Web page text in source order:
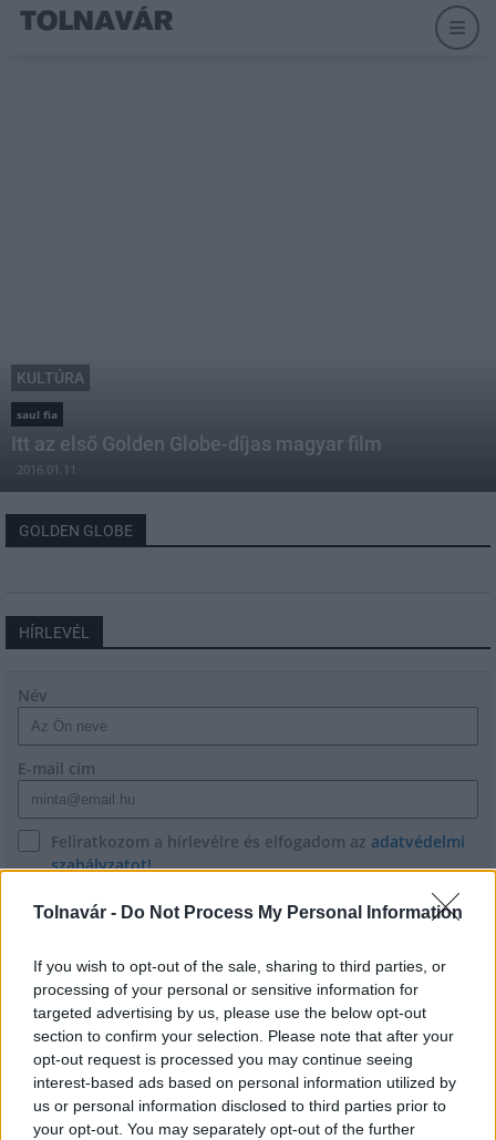
Tolnavár - Do Not Process My Personal Information
If you wish to opt-out of the sale, sharing to third parties, or
processing of your personal or sensitive information for
targeted advertising by us, please use the below opt-out
section to confirm your selection. Please note that after your
opt-out request is processed you may continue seeing
interest-based ads based on personal information utilized by
us or personal information disclosed to third parties prior to
your opt-out. You may separately opt-out of the further
KULTÚRA
saul fia
Itt az első Golden Globe-díjas magyar film
2016.01.11
GOLDEN GLOBE
HÍRLEVÉL
Név
E-mail cím
Feliratkozom a hírlevélre és elfogadom az adatvédelmi
szabályzatot!
FELIRATKOZÁS
LEGFRISSEBB
Országos hírek
MEGÉRKEZETT AZ ESŐ A DUNA VÍZGYŰJTŐJÉRE